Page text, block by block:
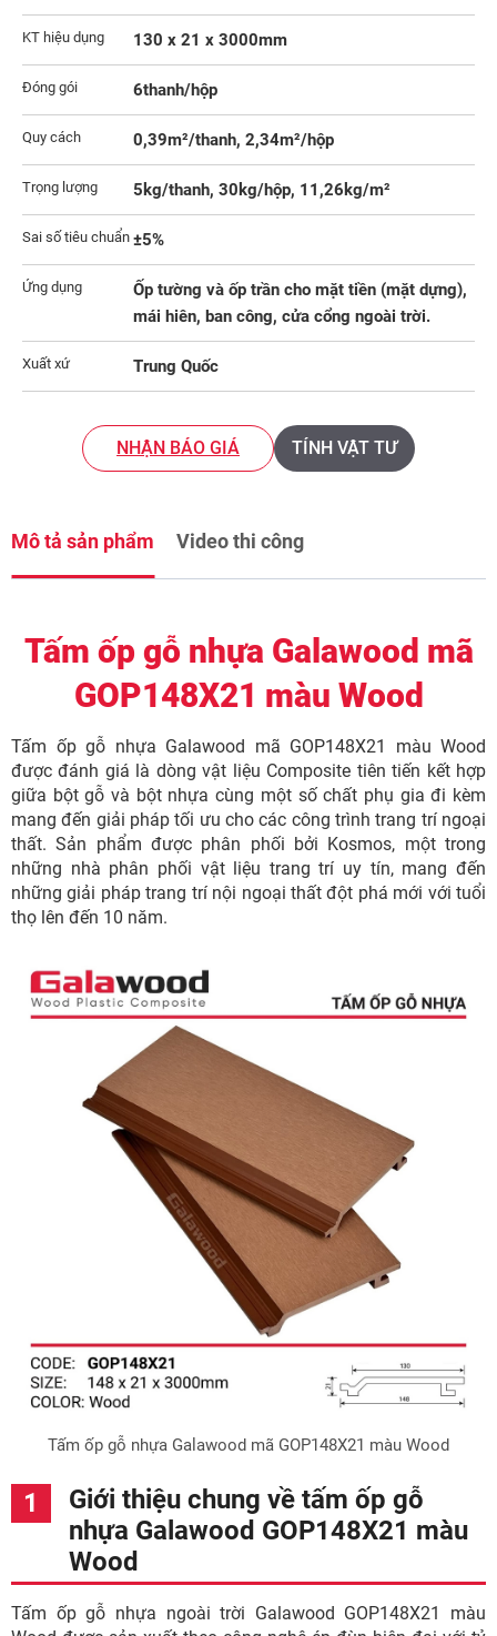
KT hiệu dụng 130 x 21 x 3000mm
Đóng gói 6thanh/hộp
Quy cách 0,39m²/thanh, 2,34m²/hộp
Trọng lượng 5kg/thanh, 30kg/hộp, 11,26kg/m²
Sai số tiêu chuẩn ±5%
Ứng dụng
Ốp tường và ốp trần cho mặt tiền (mặt dựng),
mái hiên, ban công, cửa cổng ngoài trời.
Xuất xứ Trung Quốc
NHẬN BÁO GIÁ TÍNH VẬT TƯ
Mô tả sản phẩm Video thi công
Tấm ốp gỗ nhựa Galawood mã
GOP148X21 màu Wood
Tấm ốp gỗ nhựa Galawood mã GOP148X21 màu Wood
được đánh giá là dòng vật liệu Composite tiên tiến kết hợp
giữa bột gỗ và bột nhựa cùng một số chất phụ gia đi kèm
mang đến giải pháp tối ưu cho các công trình trang trí ngoại
thất. Sản phẩm được phân phối bởi Kosmos, một trong
những nhà phân phối vật liệu trang trí uy tín, mang đến
những giải pháp trang trí nội ngoại thất đột phá mới với tuổi
thọ lên đến 10 năm.
Tấm ốp gỗ nhựa Galawood mã GOP148X21 màu Wood
Giới thiệu chung về tấm ốp gỗ
nhựa Galawood GOP148X21 màu
Wood
Tấm ốp gỗ nhựa ngoài trời Galawood GOP148X21 màu